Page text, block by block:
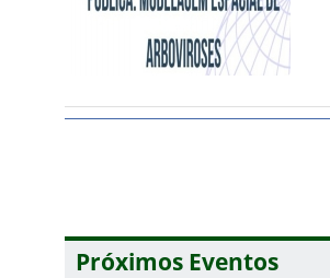
Próximos Eventos